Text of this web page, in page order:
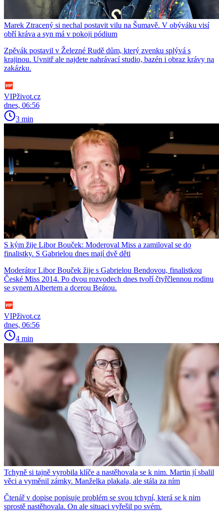
Marek Ztracený si nechal postavit vilu na Šumavě. V obýváku visí
obří kráva a syn má v pokoji pódium
Zpěvák postavil v Železné Rudě dům, který zvenku splývá s
krajinou. Uvnitř ale najdete nahrávací studio, bazén i obraz krávy na
zakázku.
VIPživot.cz
dnes, 06:56
3 min
S kým žije Libor Bouček: Moderoval Miss a zamiloval se do
finalistky. S Gabrielou dnes mají dvě děti
Moderátor Libor Bouček žije s Gabrielou Bendovou, finalistkou
České Miss 2014. Po dvou rozvodech dnes tvoří čtyřčlennou rodinu
se synem Albertem a dcerou Beátou.
VIPživot.cz
dnes, 06:56
4 min
Tchyně si tajně vyrobila klíče a nastěhovala se k nim. Martin jí sbalil
věci a vyměnil zámky. Manželka plakala, ale stála za ním
Čtenář v dopise popisuje problém se svou tchyní, která se k nim
sprostě nastěhovala. On ale situaci vyřešil po svém.